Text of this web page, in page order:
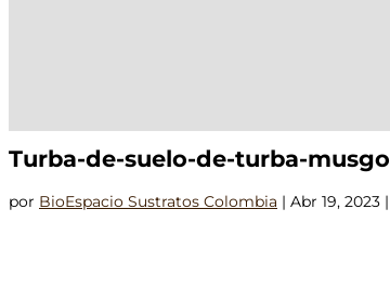
Turba-de-suelo-de-turba-
por BioEspacio Sustratos Colombia | Abr 19, 2023 |